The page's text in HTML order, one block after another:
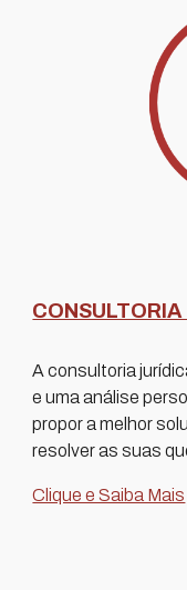
A consultoria
e uma aná lise
propor a melhor
resolver as suas
Clique e Saiba Mais